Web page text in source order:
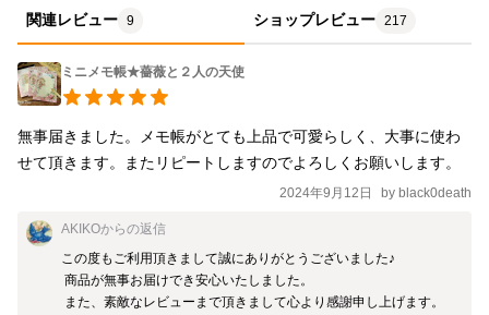
関連レビュー 9 ショップレビュー 217
ミニメモ帳★薔薇と２人の天使
無事届きました。メモ帳がとても上品で可愛らしく、大事に使わ
せて頂きます。またリピートしますのでよろしくお願いします。
2024年9月12日 by black0death
AKIKOからの返信
この度もご利用頂きまして誠にありがとうございました♪